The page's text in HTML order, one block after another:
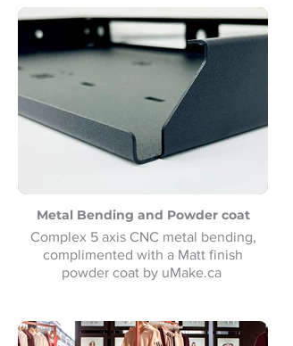
Metal Bending and Powder coat
Complex 5 axis CNC metal bending,
complimented with a Matt finish
powder coat by uMake.ca